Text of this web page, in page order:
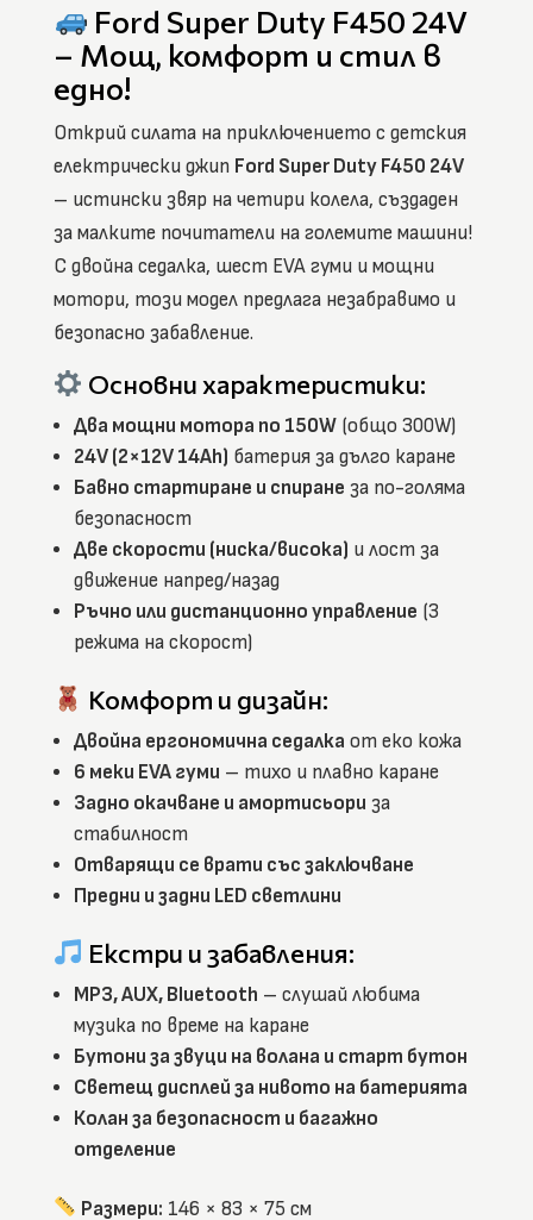
Ford Super Duty F450 24V
– Мощ, комфорт и стил в
едно!
Открий силата на приключението с детския
електрически джип Ford Super Duty F450 24V
– истински звяр на четири колела, създаден
за малките почитатели на големите машини!
С двойна седалка, шест EVA гуми и мощни
мотори, този модел предлага незабравимо и
безопасно забавление.
Основни характеристики:
Два мощни мотора по 150W(общо 300W)
24V (2×12V 14Ah) батерия за дълго каране
Бавно стартиране и спиране за по-голяма
безопасност
Две скорости (ниска/висока) и лост за
движение напред/назад
Ръчно или дистанционно управление (3
режима на скорост)
Комфорт и дизайн:
Двойна ергономична седалка от еко кожа
6 меки EVA гуми – тихо и плавно каране
Задно окачване и амортисьори за
стабилност
Отварящи се врати със заключване
Предни и задни LED светлини
Екстри и забавления:
MP3, AUX, Bluetooth – слушай любима
музика по време на каране
Бутони за звуци на волана и старт бутон
Светещ дисплей за нивото на батерията
Колан за безопасност и багажно
отделение
Размери: 146 × 83 × 75 см